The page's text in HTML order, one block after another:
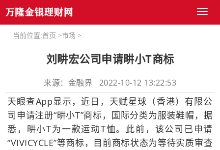
Toggle
当前位置:首页 >市场 >
刘畊宏公司申请畊小T商标
来源：金融界 2022-10-12 13:22:53
天眼查App显示，近日，天赋星球（香港）有限公
司申请注册“畊小T”商标，国际分类为服装鞋帽，据
悉，畊小T为一款运动T恤。此前，该公司已申请
“VIVICYCLE”等商标，目前商标状态为等待实质审查